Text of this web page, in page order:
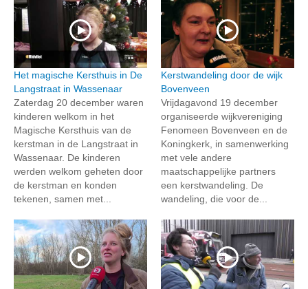
Het magische Kersthuis in De
Langstraat in Wassenaar
Zaterdag 20 december waren
kinderen welkom in het
Magische Kersthuis van de
kerstman in de Langstraat in
Wassenaar. De kinderen
werden welkom geheten door
de kerstman en konden
tekenen, samen met...
Kerstwandeling door de wijk
Bovenveen
Vrijdagavond 19 december
organiseerde wijkvereniging
Fenomeen Bovenveen en de
Koningkerk, in samenwerking
met vele andere
maatschappelijke partners
een kerstwandeling. De
wandeling, die voor de...